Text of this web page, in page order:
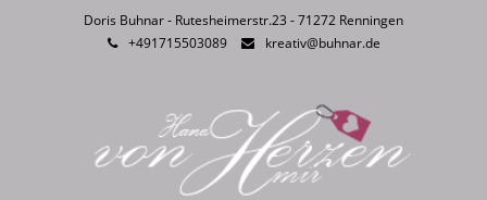
Doris Buhnar - Rutesheimerstr.23 - 71272 Renningen
+491715503089
kreativ@buhnar.de